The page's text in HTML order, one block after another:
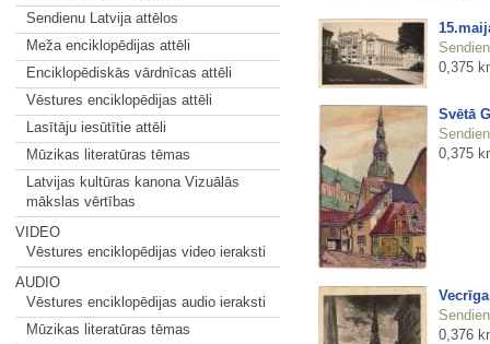
Sendienu Latvija attēlos
Meža enciklopēdijas attēli
Enciklopēdiskās vārdnīcas attēli
Vēstures enciklopēdijas attēli
Lasītāju iesūtītie attēli
Mūzikas literatūras tēmas
Latvijas kultūras kanona Vizuālās
mākslas vērtības
VIDEO
Vēstures enciklopēdijas video ieraksti
AUDIO
Vēstures enciklopēdijas audio ieraksti
Mūzikas literatūras tēmas
0,375
Svētā
0,375
0,376